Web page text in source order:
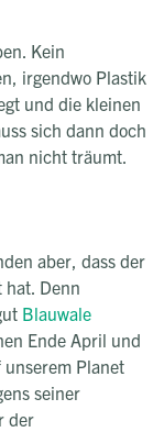
Kein
irgendwo Plastik
und die kleinen
sich dann doch
nicht träumt.
aber, dass der
hat. Denn
Blauwale
Ende April und
unserem Planet
seiner
der